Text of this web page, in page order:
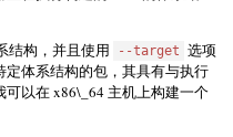
结构，并且使用 --target 选项
体系结构的包，其具有与执行
以在 x86\_64 主机上构建一个